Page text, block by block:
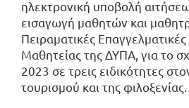
ηλεκτρονική υποβολή
εισαγωγή μαθητών και
Πειραματικές
Μαθητείας της ΔΥΠΑ, για το
2023 σε τρεις ειδικότητες
τουρισμού και της φιλοξενίας.